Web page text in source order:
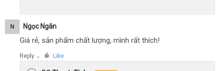
N Ngọc Ngân
Giá rẻ, sản phẩm chất lượng, mình rất thích!
Reply ● Like